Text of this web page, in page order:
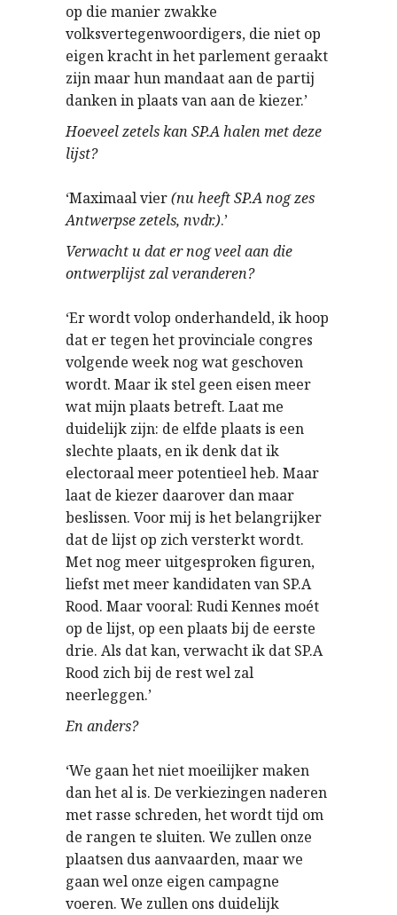
op die manier zwakke
volksvertegenwoordigers, die niet op
eigen kracht in het parlement geraakt
zijn maar hun mandaat aan de partij
danken in plaats van aan de kiezer.’
Hoeveel zetels kan SP.A halen met deze
lijst?
‘Maximaal vier(nu heeft SP.A nog zes
Antwerpse zetels, nvdr.).’
Verwacht u dat er nog veel aan die
ontwerplijst zal veranderen?
‘Er wordt volop onderhandeld, ik hoop
dat er tegen het provinciale congres
volgende week nog wat geschoven
wordt. Maar ik stel geen eisen meer
wat mijn plaats betreft. Laat me
duidelijk zijn: de elfde plaats is een
slechte plaats, en ik denk dat ik
electoraal meer potentieel heb. Maar
laat de kiezer daarover dan maar
beslissen. Voor mij is het belangrijker
dat de lijst op zich versterkt wordt.
Met nog meer uitgesproken figuren,
liefst met meer kandidaten van SP.A
Rood. Maar vooral: Rudi Kennes moét
op de lijst, op een plaats bij de eerste
drie. Als dat kan, verwacht ik dat SP.A
Rood zich bij de rest wel zal
neerleggen.’
En anders?
‘We gaan het niet moeilijker maken
dan het al is. De verkiezingen naderen
met rasse schreden, het wordt tijd om
de rangen te sluiten. We zullen onze
plaatsen dus aanvaarden, maar we
gaan wel onze eigen campagne
voeren. We zullen ons duidelijk